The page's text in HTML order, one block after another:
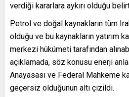
verdiği kararlara aykırı olduğu
Petrol ve doğal kaynakların tüm
olduğu ve bu kaynakların yatırım
merkezi hükümeti tarafından
açıklamada, söz konusu enerji
Anayasası ve Federal Mahkeme
geçersiz olduğunun altı çizildi.